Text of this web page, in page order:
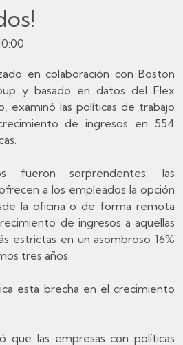
en colaboración con Boston
y basado en datos del Flex
examinó las políticas de trabajo
de ingresos en 554
fueron sorprendentes: las
a los empleados la opción
la oficina o de forma remota
de ingresos a aquellas
estrictas en un asombroso 16%
tres años.
esta brecha en el crecimiento
que las empresas con políticas